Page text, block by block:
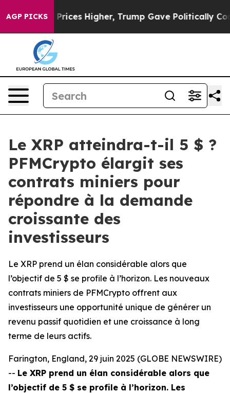
AGP PICKS
oil Prices Higher, Trump Gave Politically
Le XRP atteindra-t-il 5 $ ?
PFMCrypto élargit ses
contrats miniers pour
répondre à la demande
croissante des
investisseurs
Le XRP prend un élan considérable alors que
l’objectif de 5 $ se profile à l’horizon. Les nouveaux
contrats miniers de PFMCrypto offrent aux
investisseurs une opportunité unique de générer un
revenu passif quotidien et une croissance à long
terme de leurs actifs.
Farington, England, 29 juin 2025 (GLOBE NEWSWIRE)
-- Le XRP prend un élan considérable alors que
l’objectif de 5 $ se profile à l’horizon. Les